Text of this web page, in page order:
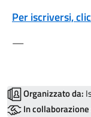
Per iscriversi,
—
Organizzato da:
In collaborazione